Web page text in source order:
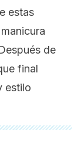
estas
de
final
estilo